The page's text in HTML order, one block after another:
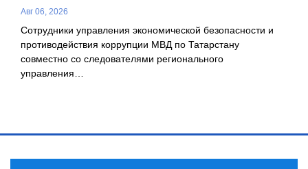
Авг 06, 2026
Сотрудники управления экономической безопасности и
противодействия коррупции МВД по Татарстану
совместно со следователями регионального
управления…